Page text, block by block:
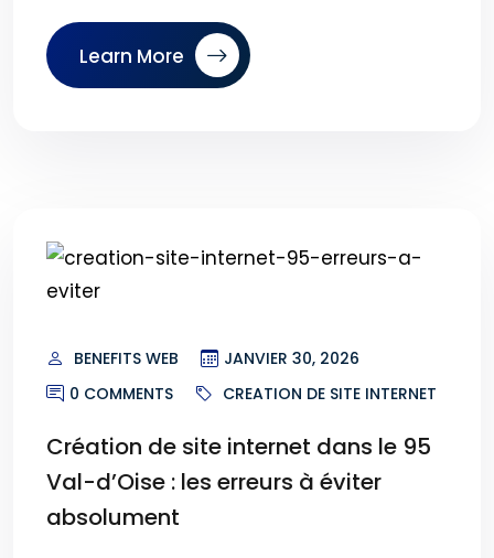
Learn More
BENEFITS WEB
JANVIER 30, 2026
0 COMMENTS
CREATION DE SITE INTERNET
Création de site internet dans le 95
Val-d’Oise : les erreurs à éviter
absolument